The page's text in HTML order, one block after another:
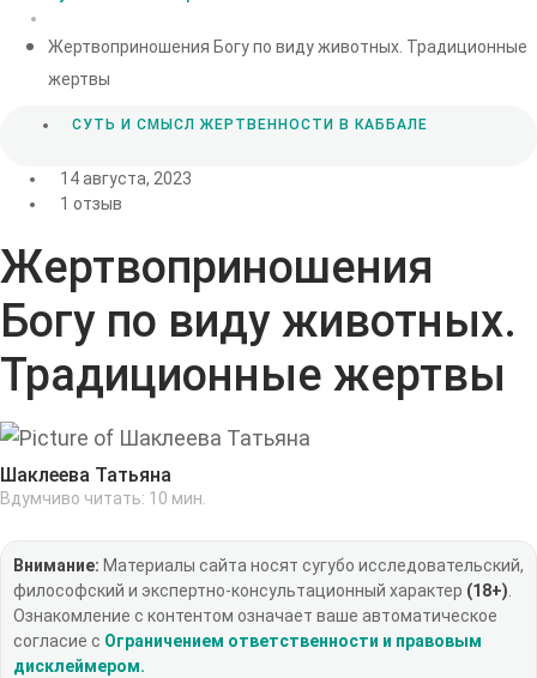
Жертвоприношения Богу по виду животных. Традиционные
жертвы
СУТЬ И СМЫСЛ ЖЕРТВЕННОСТИ В КАББАЛЕ
14 августа, 2023
1 отзыв
Жертвоприношения
Богу по виду животных.
Традиционные жертвы
Шаклеева Татьяна
Вдумчиво читать: 10 мин.
Внимание: Материалы сайта носят сугубо исследовательский,
философский и экспертно-консультационный характер (18+).
Ознакомление с контентом означает ваше автоматическое
согласие с Ограничением ответственности и правовым
дисклеймером.